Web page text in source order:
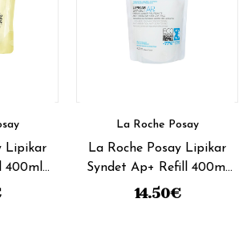
Lipikar
400ml
La Roche Posay
La Roche Posay Lipikar
Syndet Ap+ Refill 400ml
(preço especial)
14.50€